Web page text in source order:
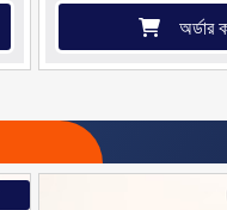
অর্ডার